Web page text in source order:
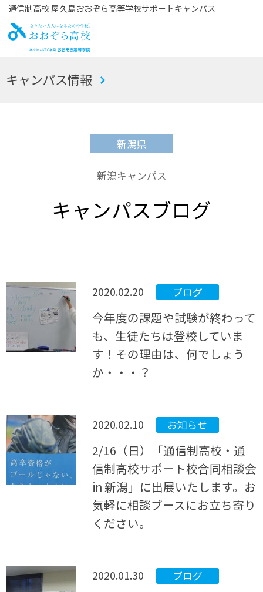
通信制高校 屋久島おおぞら高等学校サポートキャンパス
お
キャンパス情報
新潟県
新潟キャンパス
キャンパスブログ
2020.02.20 ブログ
今年度の課題や試験が終わって
も、生徒たちは登校していま
す！その理由は、何でしょう
か・・・？
2020.02.10 お知らせ
2/16（日）「通信制高校・通
信制高校サポート校合同相談会
in 新潟」に出展いたします。お
気軽に相談ブースにお立ち寄り
ください。
2020.01.30 ブログ